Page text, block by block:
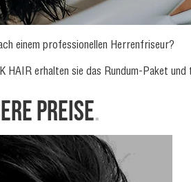
einem professionellen Herrenfriseur?
HAIR erhalten sie das Rundum-Paket
PREISE.